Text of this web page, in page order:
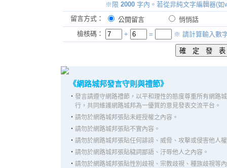
※限 2000 字內。若從非純文字編輯器(
留言方式：
公開留言
悄悄話
檢核碼：
+ = ※ 請計算輸入數
《網路城邦發言守則與禮節》
‧ 發言請遵守網路禮節，以平和理性的態度尊重所有網路
行，共同維護網路城邦為一優質的意見發表交流平台。
‧ 請勿於網路城邦張貼未經授權之內容。
‧ 請勿於網路城邦張貼不實內容。
‧ 請勿於網路城邦張貼任何誹謗、威脅、攻擊或侵害他人
‧ 請勿於網路城邦張貼穢詞鄙語、汙辱他人之內容。
‧ 請勿於網路城邦張貼性別歧視、宗教歧視、種族歧視等